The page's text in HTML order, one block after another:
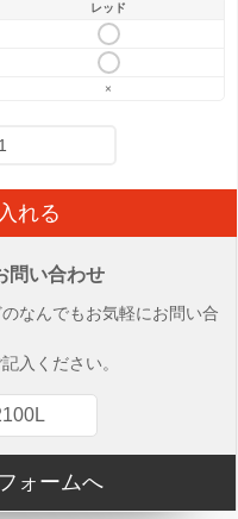
レッド
×
れる
問い合わせ
なんでもお気軽にお問い合
入ください。
ォームへ